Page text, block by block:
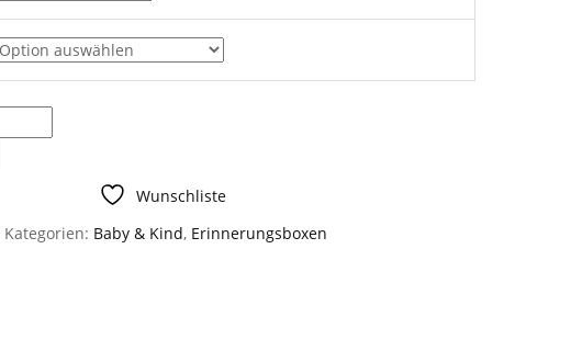
Wunschliste
Kategorien: Baby & Kind, Erinnerungsboxen